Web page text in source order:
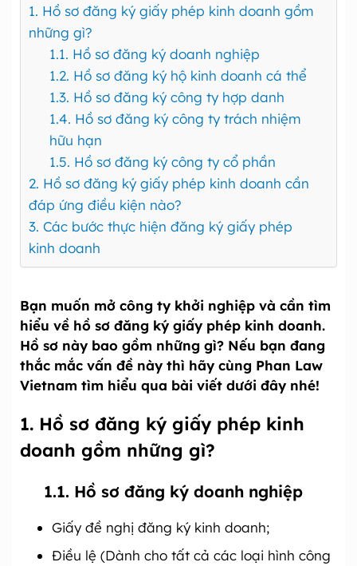
1. Hồ sơ đăng ký giấy phép kinh doanh gồm
những gì?
1.1. Hồ sơ đăng ký doanh nghiệp
1.2. Hồ sơ đăng ký hộ kinh doanh cá thể
1.3. Hồ sơ đăng ký công ty hợp danh
1.4. Hồ sơ đăng ký công ty trách nhiệm
hữu hạn
1.5. Hồ sơ đăng ký công ty cổ phần
2. Hồ sơ đăng ký giấy phép kinh doanh cần
đáp ứng điều kiện nào?
3. Các bước thực hiện đăng ký giấy phép
kinh doanh
Bạn muốn mở công ty khởi nghiệp và cần tìm
hiểu về hồ sơ đăng ký giấy phép kinh doanh.
Hồ sơ này bao gồm những gì? Nếu bạn đang
thắc mắc vấn đề này thì hãy cùng Phan Law
Vietnam tìm hiểu qua bài viết dưới đây nhé!
1. Hồ sơ đăng ký giấy phép kinh
doanh gồm những gì?
1.1. Hồ sơ đăng ký doanh nghiệp
Giấy đề nghị đăng ký kinh doanh;
Điều lệ (Dành cho tất cả các loại hình công